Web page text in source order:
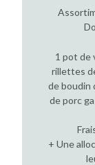
1 pot de
rillettes
de boudin
de porc
+ Une